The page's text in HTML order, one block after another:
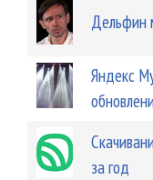
Дельфин
Яндекс
за год